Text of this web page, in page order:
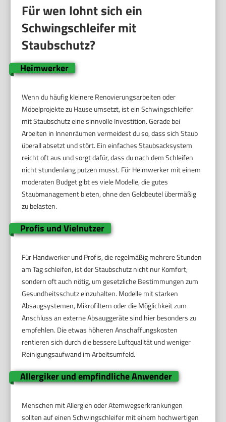
Für wen lohnt sich ein
Schwingschleifer mit
Staubschutz?
Heimwerker
Wenn du häufig kleinere Renovierungsarbeiten oder
Möbelprojekte zu Hause umsetzt, ist ein Schwingschleifer
mit Staubschutz eine sinnvolle Investition. Gerade bei
Arbeiten in Innenräumen vermeidest du so, dass sich Staub
überall absetzt und stört. Ein einfaches Staubsacksystem
reicht oft aus und sorgt dafür, dass du nach dem Schleifen
nicht stundenlang putzen musst. Für Heimwerker mit einem
moderaten Budget gibt es viele Modelle, die gutes
Staubmanagement bieten, ohne den Geldbeutel übermäßig
zu belasten.
Profis und Vielnutzer
Für Handwerker und Profis, die regelmäßig mehrere Stunden
am Tag schleifen, ist der Staubschutz nicht nur Komfort,
sondern oft auch nötig, um gesetzliche Bestimmungen zum
Gesundheitsschutz einzuhalten. Modelle mit starken
Absaugsystemen, Mikrofiltern oder die Möglichkeit zum
Anschluss an externe Absauggeräte sind hier besonders zu
empfehlen. Die etwas höheren Anschaffungskosten
rentieren sich durch die bessere Luftqualität und weniger
Reinigungsaufwand im Arbeitsumfeld.
Allergiker und empfindliche Anwender
Menschen mit Allergien oder Atemwegserkrankungen
sollten auf einen Schwingschleifer mit einem hochwertigen